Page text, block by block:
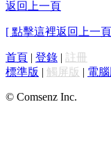
返回上一頁
[ 點擊這裡返回上一
首頁 | 登錄 | 註冊
標準版 | 觸屏版 | 電腦
© Comsenz Inc.